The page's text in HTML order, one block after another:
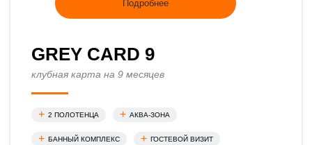
Подробнее
GREY CARD 9
клубная карта на 9 месяцев
2 ПОЛОТЕНЦА АКВА-ЗОНА
БАННЫЙ КОМПЛЕКС ГОСТЕВОЙ ВИЗИТ